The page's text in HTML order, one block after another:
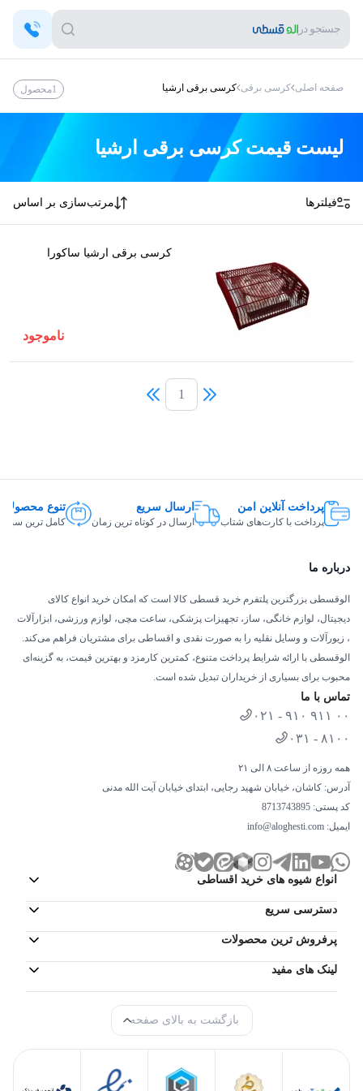
جستجو در
صفحه اصلی کرسی برقی کرسی برقی ارشیا 1محصول
لیست قیمتکرسی برقی ارشیا
فیلترها مرتب‌سازی بر اساس
کرسی برقی ارشیا ساکورا
ناموجود
1
پرداخت آنلاین امن
پرداخت با کارت‌های شتاب
ارسال سریع
ارسال در کوتاه ترین زمان
تنوع
کامل ترین سبد
تماس با ما
۰۲۱ - ۹۱۰ ۹۱۱ ۰۰
۰۳۱ - ۸۱۰۰
همه روزه از ساعت ۸ الی ۲۱
آدرس: کاشان، خیابان شهید رجایی، ابتدای خیابان آیت الله مدنی
کد پستی: 8713743895
ایمیل: info@aloghesti.com
انواع شیوه های خرید اقساطی
دسترسی سریع
پرفروش ترین محصولات
لینک های مفید
درباره ما
الوقسطی بزرگترین پلتفرم خرید قسطی کالا است که امکان خرید انواع کالای
دیجیتال، لوازم خانگی، ساز، تجهیزات پزشکی، ساعت مچی، لوازم ورزشی، ابزارآلات
، زیورآلات و وسایل نقلیه را به صورت نقدی و اقساطی برای مشتریان فراهم می‌کند.
الوقسطی با ارائه شرایط پرداخت متنوع، کمترین کارمزد و بهترین قیمت، به گزینه‌ای
محبوب برای بسیاری از خریداران تبدیل شده است.
بازگشت به بالای صفحه